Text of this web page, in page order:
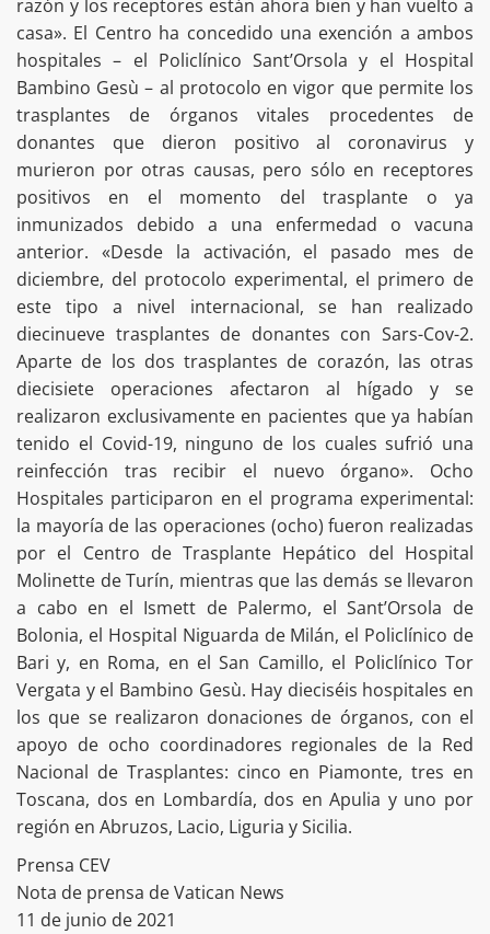
razón y los receptores están ahora bien y han vuelto a
casa». El Centro ha concedido una exención a ambos
hospitales – el Policlínico Sant’Orsola y el Hospital
Bambino Gesù – al protocolo en vigor que permite los
trasplantes de órganos vitales procedentes de
donantes que dieron positivo al coronavirus y
murieron por otras causas, pero sólo en receptores
positivos en el momento del trasplante o ya
inmunizados debido a una enfermedad o vacuna
anterior. «Desde la activación, el pasado mes de
diciembre, del protocolo experimental, el primero de
este tipo a nivel internacional, se han realizado
diecinueve trasplantes de donantes con Sars-Cov-2.
Aparte de los dos trasplantes de corazón, las otras
diecisiete operaciones afectaron al hígado y se
realizaron exclusivamente en pacientes que ya habían
tenido el Covid-19, ninguno de los cuales sufrió una
reinfección tras recibir el nuevo órgano». Ocho
Hospitales participaron en el programa experimental:
la mayoría de las operaciones (ocho) fueron realizadas
por el Centro de Trasplante Hepático del Hospital
Molinette de Turín, mientras que las demás se llevaron
a cabo en el Ismett de Palermo, el Sant’Orsola de
Bolonia, el Hospital Niguarda de Milán, el Policlínico de
Bari y, en Roma, en el San Camillo, el Policlínico Tor
Vergata y el Bambino Gesù. Hay dieciséis hospitales en
los que se realizaron donaciones de órganos, con el
apoyo de ocho coordinadores regionales de la Red
Nacional de Trasplantes: cinco en Piamonte, tres en
Toscana, dos en Lombardía, dos en Apulia y uno por
región en Abruzos, Lacio, Liguria y Sicilia.
Prensa CEV
Nota de prensa de Vatican News
11 de junio de 2021